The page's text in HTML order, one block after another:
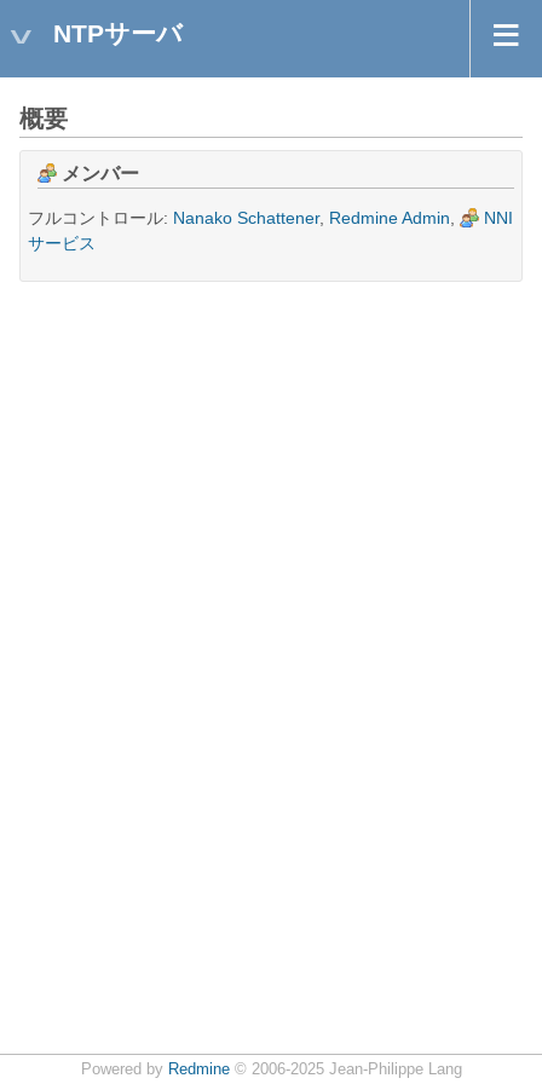
NTPサーバ
概要
メンバー
フルコントロール: Nanako Schattener, Redmine Admin,
NNI
サービス
Powered by Redmine© 2006-2025 Jean-Philippe Lang